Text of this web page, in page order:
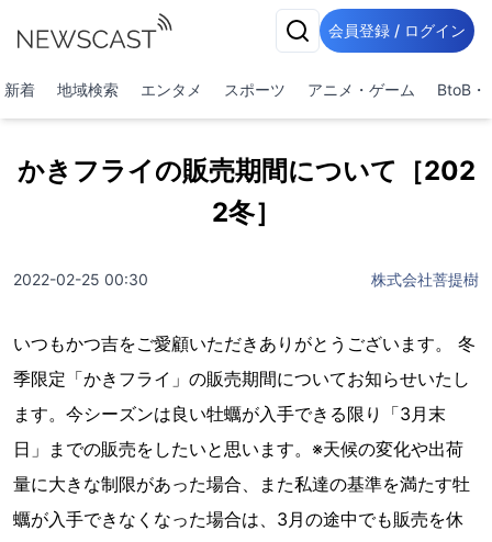
会員登録 / ログイン
新着 地域検索 エンタメ スポーツ アニメ・ゲーム BtoB・
かきフライの販売期間について［202
2冬］
2022-02-25 00:30 株式会社菩提樹
いつもかつ吉をご愛顧いただきありがとうございます。 冬
季限定「かきフライ」の販売期間についてお知らせいたし
ます。今シーズンは良い牡蠣が入手できる限り「3月末
日」までの販売をしたいと思います。※天候の変化や出荷
量に大きな制限があった場合、また私達の基準を満たす牡
蠣が入手できなくなった場合は、3月の途中でも販売を休